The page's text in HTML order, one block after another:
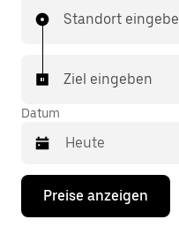
Standort
Ziel eingeben
Datum
Drücke
Nach-
Preise anzeigen